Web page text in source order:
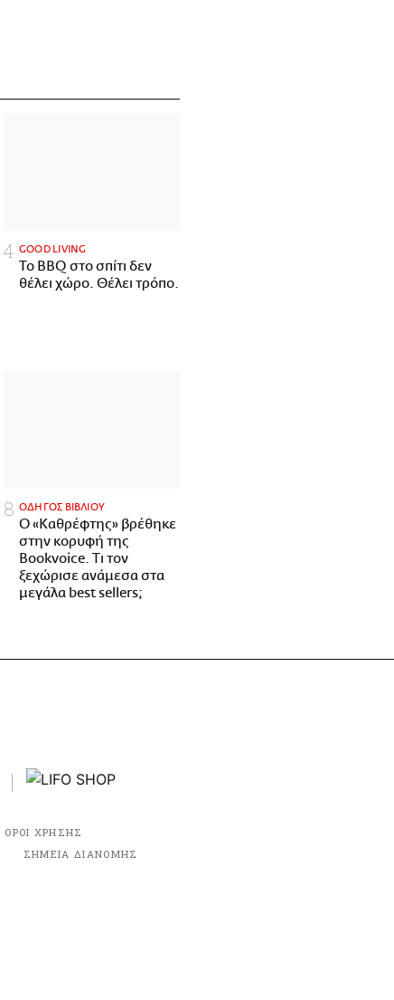
GOOD LIVING
Το BBQ στο σπίτι δεν
θέλει χώρο. Θέλει τρόπο.
ΟΔΗΓΟΣ ΒΙΒΛΙΟΥ
Ο «Καθρέφτης» βρέθηκε
στην κορυφή της
Bookvoice. Τι τον
ξεχώρισε ανάμεσα στα
μεγάλα best sellers;
ΟΡΟΙ ΧΡΗΣΗΣ
ΣΗΜΕΙΑ ΔΙΑΝΟΜΗΣ